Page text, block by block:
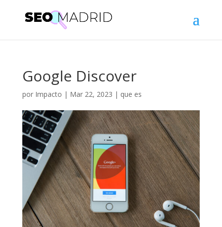
Google Discover
por Impacto | Mar 22, 2023 | que es